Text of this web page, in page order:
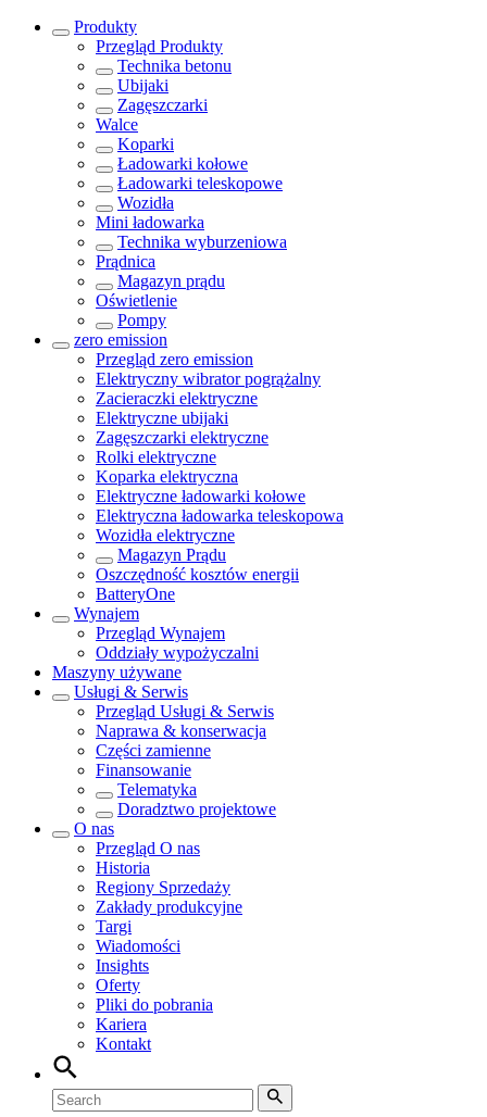
Produkty
Przegląd Produkty
Technika betonu
Ubijaki
Zagęszczarki
Walce
Koparki
Ładowarki kołowe
Ładowarki teleskopowe
Wozidła
Mini ładowarka
Technika wyburzeniowa
Prądnica
Magazyn prądu
Oświetlenie
Pompy
zero emission
Przegląd zero emission
Elektryczny wibrator pogrążalny
Zacieraczki elektryczne
Elektryczne ubijaki
Zagęszczarki elektryczne
Rolki elektryczne
Koparka elektryczna
Elektryczne ładowarki kołowe
Elektryczna ładowarka teleskopowa
Wozidła elektryczne
Magazyn Prądu
Oszczędność kosztów energii
BatteryOne
Wynajem
Przegląd Wynajem
Oddziały wypożyczalni
Maszyny używane
Usługi & Serwis
Przegląd Usługi & Serwis
Naprawa & konserwacja
Części zamienne
Finansowanie
Telematyka
Doradztwo projektowe
O nas
Przegląd O nas
Historia
Regiony Sprzedaży
Zakłady produkcyjne
Targi
Wiadomości
Insights
Oferty
Pliki do pobrania
Kariera
Kontakt